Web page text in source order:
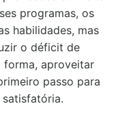
programas, os
habilidades, mas
o déficit de
forma, aproveitar
passo para